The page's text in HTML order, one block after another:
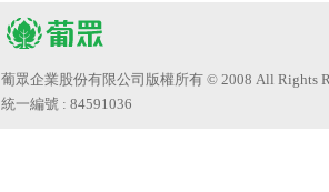
葡眾企業股份有限公司版權所有 © 2008 All Rights
統一編號 : 84591036